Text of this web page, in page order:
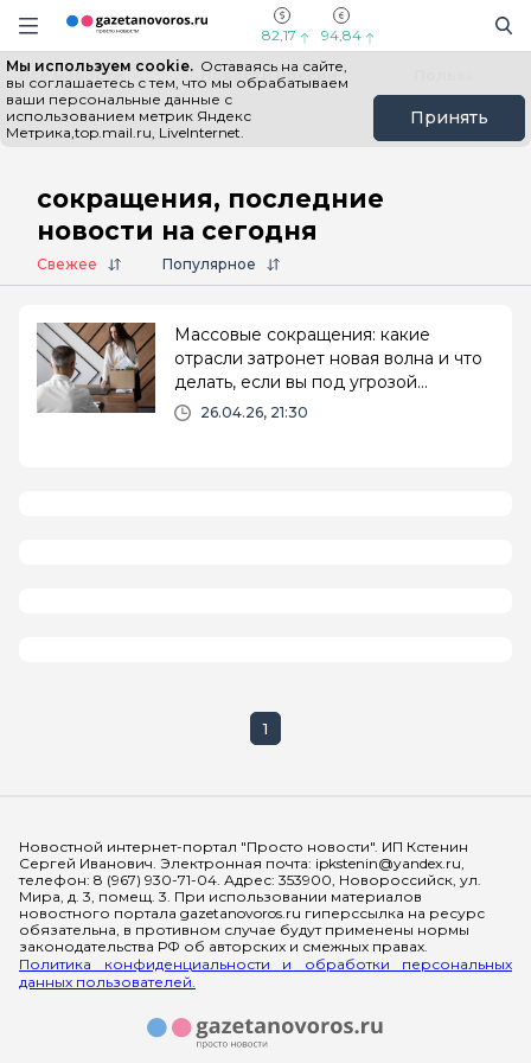
Информационный портал "ГазетаНоворос.ру"
Навигация сайта
82,17 94,84
Мы используем cookie. Оставаясь на сайте,
вы соглашаетесь с тем, что мы обрабатываем
ваши персональные данные с
использованием метрик Яндекс
Метрика,top.mail.ru, LiveInternet.
Принять
Все новости Новости России
Главная # сокращения
сокращения, последние
новости на сегодня
Свежее Популярное
Массовые сокращения: какие
отрасли затронет новая волна и что
делать, если вы под угрозой
увольнения
26.04.26, 21:30
1
Новостной интернет-портал "Просто новости". ИП Кстенин
Сергей Иванович. Электронная почта: ipkstenin@yandex.ru,
телефон: 8 (967) 930-71-04. Адрес: 353900, Новороссийск, ул.
Мира, д. 3, помещ. 3. При использовании материалов
новостного портала gazetanovoros.ru гиперссылка на ресурс
обязательна, в противном случае будут применены нормы
законодательства РФ об авторских и смежных правах.
Политика конфиденциальности и обработки персональных
данных пользователей.